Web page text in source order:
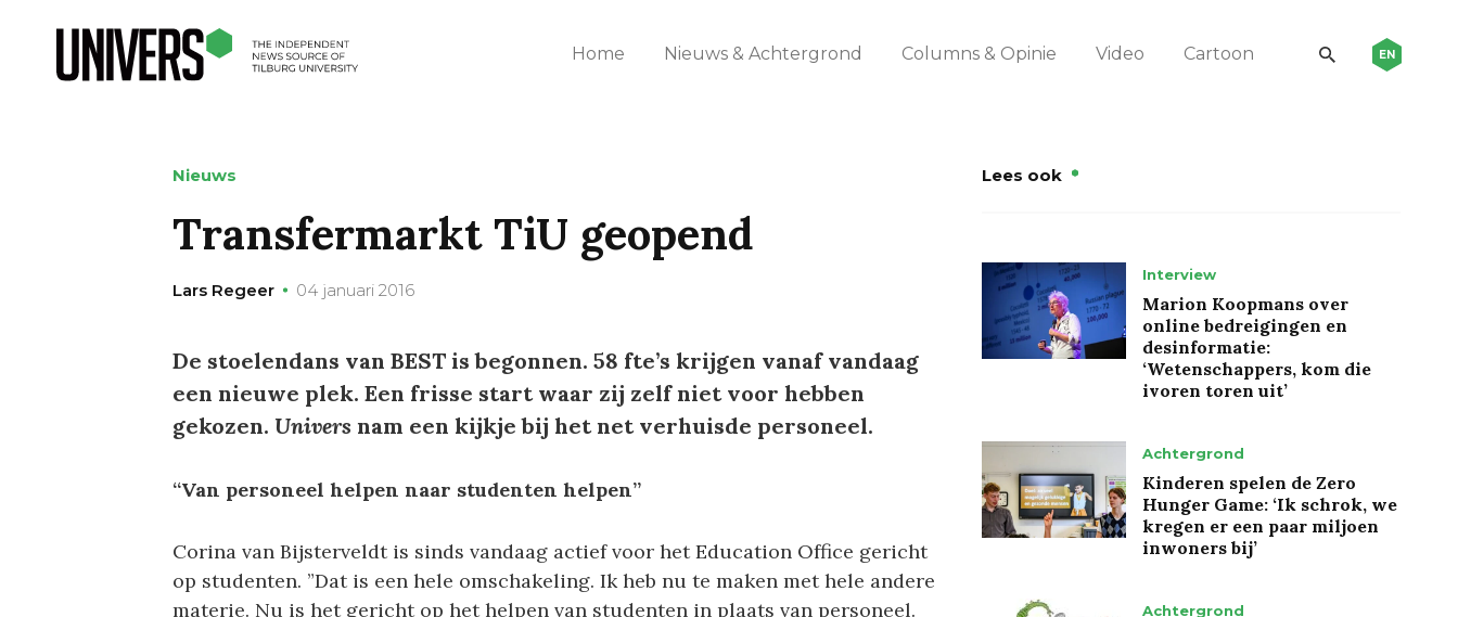
Home Nieuws & Achtergrond Columns & Opinie Video Cartoon EN
Nieuws
Transfermarkt TiU geopend
Lars Regeer 04 januari 2016
De stoelendans van BEST is begonnen. 58 fte’s krijgen vanaf vandaag
een nieuwe plek. Een frisse start waar zij zelf niet voor hebben
gekozen. Univers nam een kijkje bij het net verhuisde personeel.
“Van personeel helpen naar studenten helpen”
Corina van Bijsterveldt is sinds vandaag actief voor het Education Office gericht
op studenten. ”Dat is een hele omschakeling. Ik heb nu te maken met hele andere
materie. Nu is het gericht op het helpen van studenten in plaats van personeel.
Lees ook
Interview
Marion Koopmans over
online bedreigingen en
desinformatie:
‘Wetenschappers, kom die
ivoren toren uit’
Achtergrond
Kinderen spelen de Zero
Hunger Game: ‘Ik schrok, we
kregen er een paar miljoen
inwoners bij’
Achtergrond